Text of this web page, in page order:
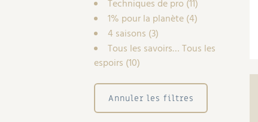
Techniques de pro (11)
1% pour la planète(4)
4 saisons (3)
Tous les savoirs… Tous les
espoirs (10)
Annuler les filtres